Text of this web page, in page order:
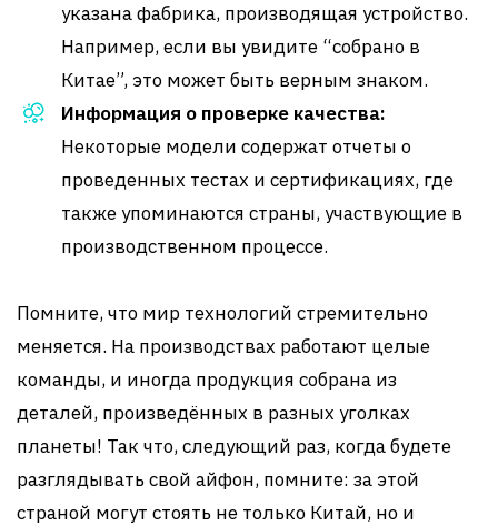
указана фабрика, производящая устройство.
Например, если вы увидите “собрано в
Китае”, это может быть верным знаком.
Информация о проверке качества:
Некоторые модели содержат отчеты о
проведенных тестах и сертификациях, где
также упоминаются страны, участвующие в
производственном процессе.
Помните, что мир технологий стремительно
меняется. На производствах работают целые
команды, и иногда продукция собрана из
деталей, произведённых в разных уголках
планеты! Так что, следующий раз, когда будете
разглядывать свой айфон, помните: за этой
страной могут стоять не только Китай, но и